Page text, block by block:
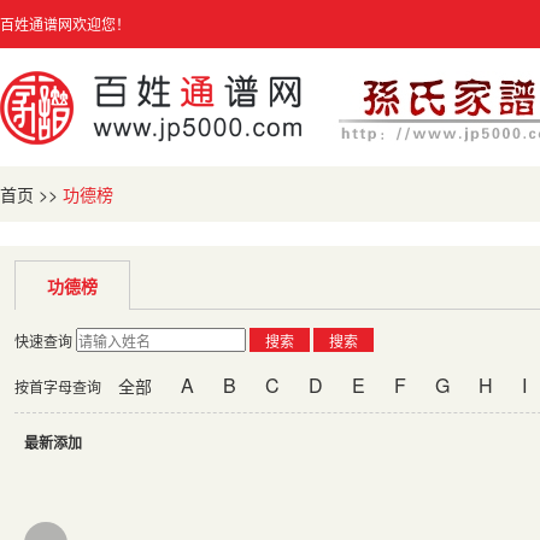
百姓通谱网欢迎您！
首页 >> 功德榜
功德榜
快速查询 搜索 搜索
按首字母查询 全部 A B C D E F G H I
最新添加